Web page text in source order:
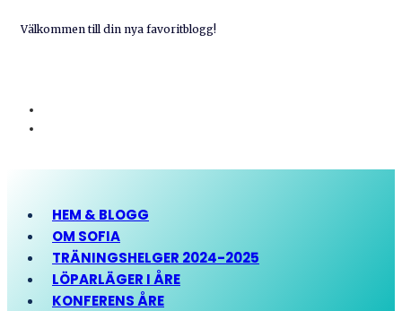
Välkommen till din nya favoritblogg!
HEM & BLOGG
OM SOFIA
TRÄNINGSHELGER 2024-2025
LÖPARLÄGER I ÅRE
KONFERENS ÅRE